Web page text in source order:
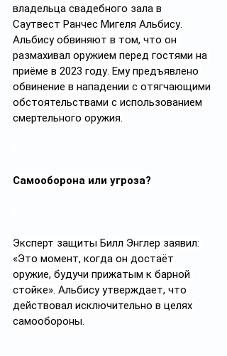
владельца свадебного зала в
Саутвест Ранчес Мигеля Альбису.
Альбису обвиняют в том, что он
размахивал оружием перед гостями на
приёме в 2023 году. Ему предъявлено
обвинение в нападении с отягчающими
обстоятельствами с использованием
смертельного оружия.
Самооборона или угроза?
Эксперт защиты Билл Энглер заявил:
«Это момент, когда он достаёт
оружие, будучи прижатым к барной
стойке». Альбису утверждает, что
действовал исключительно в целях
самообороны.